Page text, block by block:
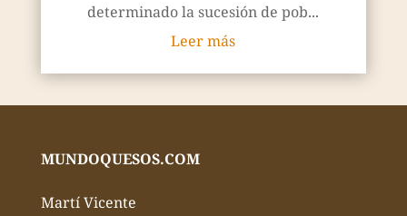
determinado la sucesión de pob...
Leer más
MUNDOQUESOS.COM
Martí Vicente